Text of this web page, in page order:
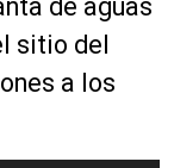
de aguas
sitio del
a los